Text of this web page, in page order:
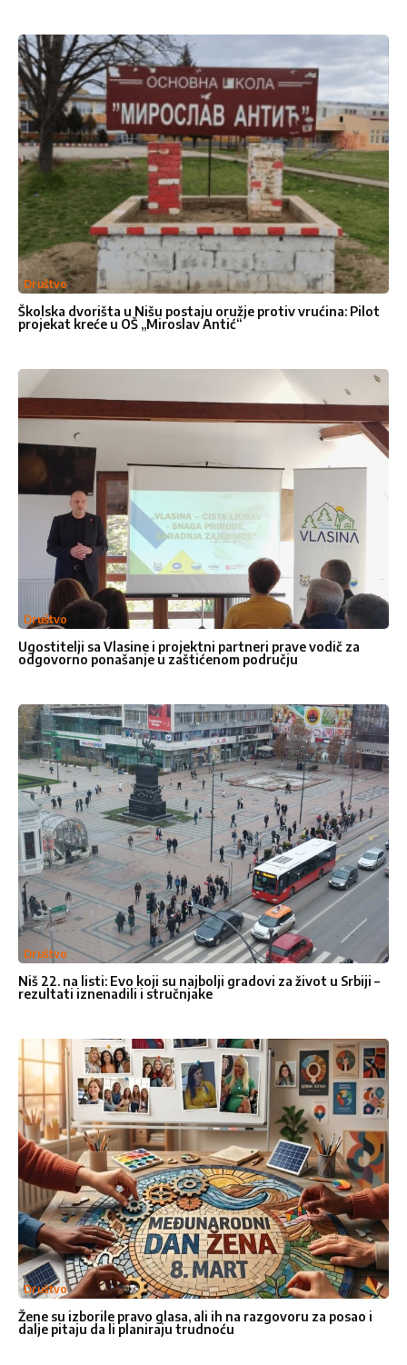
Kontakt
Pišite
nam
Pišite nam
Želeli bismo da čujemo Vaše
mišljenje. Molimo vas da nam
pošaljete poruku popunjavanjem
formulara ispod, javićemo vam se
uskoro .
Ime
Ime
Prezime
Email adresa*
Broje telefona
Društvo
Školska dvorišta u Nišu postaju oružje protiv vrućina: Pilot
projekat kreće u OŠ „Miroslav Antić“
Društvo
Ugostitelji sa Vlasine i projektni partneri prave vodič za
odgovorno ponašanje u zaštićenom području
Društvo
Niš 22. na listi: Evo koji su najbolji gradovi za život u Srbiji –
rezultati iznenadili i stručnjake
Društvo
Žene su izborile pravo glasa, ali ih na razgovoru za posao i
dalje pitaju da li planiraju trudnoću